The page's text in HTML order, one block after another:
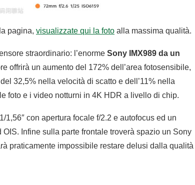
pagina, visualizzate qui la foto alla massima qualità.
straordinario: l’enorme Sony IMX989 da un
offrirà un aumento del 172% dell’area fotosensibile,
32,5% nella velocità di scatto e dell’11% nella
foto e i video notturni in 4K HDR a livello di chip.
con apertura focale f/2.2 e autofocus ed un
Infine sulla parte frontale troverà spazio un Sony
praticamente impossibile restare delusi dalla qualità